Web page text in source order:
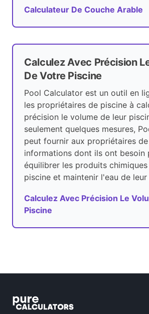
Calculateur De Couche Arable
Calculez Avec Précision
De Votre Piscine
Pool Calculator est un outil en
les propriétaires de piscine à
précision le volume de leur
seulement quelques mesures,
peut fournir aux propriétaires
informations dont ils ont besoin
équilibrer les produits
piscine et maintenir l'eau de leur
Calculez Avec Précision Le
Piscine